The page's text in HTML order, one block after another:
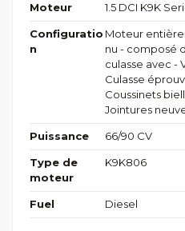
Moteur 1.5 DCI K9K
Configuratio
n
Moteur
nu - composé
culasse avec -
Culasse
Coussinets
Jointures
Puissance 66/90 CV
Type de
moteur
K9K806
Fuel Diesel